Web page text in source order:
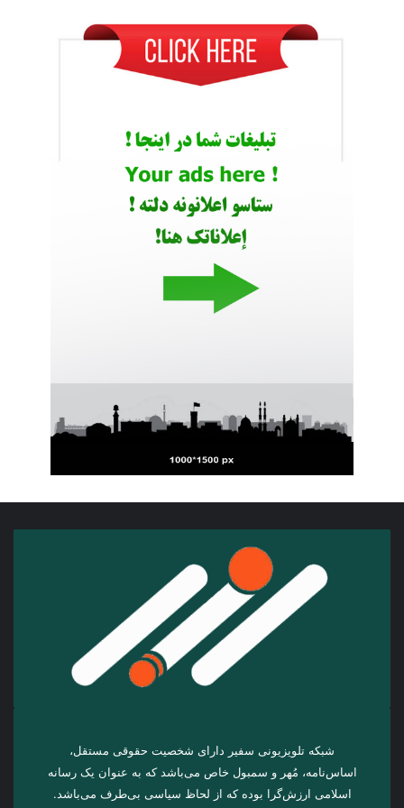
شبکه تلویزیونی سفیر دارای شخصیت حقوقی مستقل،
اساس‌نامه، مُهر و سمبول خاص می‌باشد که به عنوان یک رسانه
اسلامی ارزش‌گرا بوده که از لحاظ سیاسی بی‌طرف می‌باشد.